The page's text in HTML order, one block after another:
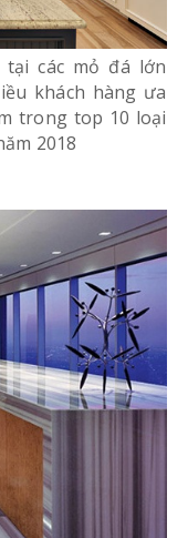
các mỏ đá lớn
khách hàng ưa
trong top 10 loại
2018